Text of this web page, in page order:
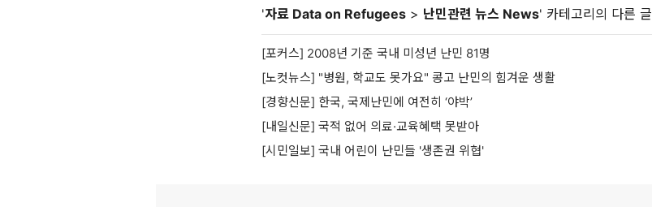
'자료 Data on Refugees > 난민관련 뉴스 News' 카테고리의 다른 글
[포커스] 2008년 기준 국내 미성년 난민 81명
[노컷뉴스] "병원, 학교도 못가요" 콩고 난민의 힘겨운 생활
[경향신문] 한국, 국제난민에 여전히 ‘야박’
[내일신문] 국적 없어 의료·교육혜택 못받아
[시민일보] 국내 어린이 난민들 '생존권 위협'